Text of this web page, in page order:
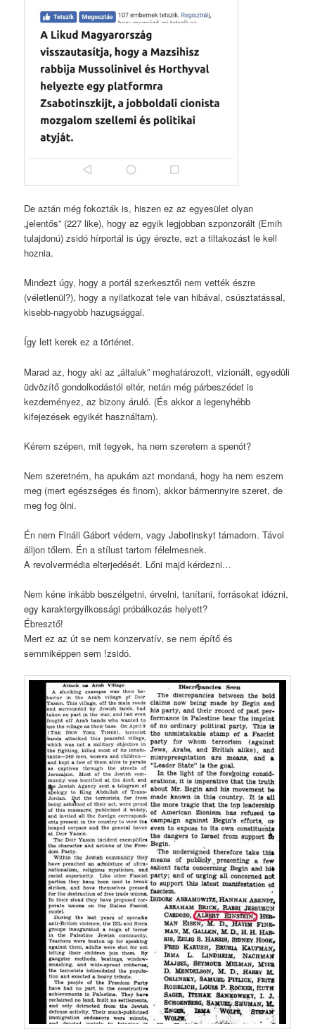
De aztán még fokozták is, hiszen ez az egyesület olyan
„jelentős” (227 like), hogy az egyik legjobban szponzorált (Emih
tulajdonú) zsidó hírportál is úgy érezte, ezt a tiltakozást le kell
hoznia.
Mindezt úgy, hogy a portál szerkesztői nem vették észre
(véletlenül?), hogy a nyilatkozat tele van hibával, csúsztatással,
kisebb-nagyobb hazugsággal.
Így lett kerek ez a történet.
Marad az, hogy aki az „általuk” meghatározott, vizionált, egyedüli
üdvözítő gondolkodástól eltér, netán még párbeszédet is
kezdeményez, az bizony áruló. (És akkor a legenyhébb
kifejezések egyikét használtam).
Kérem szépen, mit tegyek, ha nem szeretem a spenót?
Nem szeretném, ha apukám azt mondaná, hogy ha nem eszem
meg (mert egészséges és finom), akkor bármennyire szeret, de
meg fog ölni.
Én nem Fináli Gábort védem, vagy Jabotinskyt támadom. Távol
álljon tőlem. Én a stílust tartom félelmesnek.
A revolvermédia elterjedését. Lőni majd kérdezni…
Nem kéne inkább beszélgetni, érvelni, tanítani, forrásokat idézni,
egy karaktergyilkossági próbálkozás helyett?
Ébresztő!
Mert ez az út se nem konzervatív, se nem építő és
semmiképpen sem !zsidó.